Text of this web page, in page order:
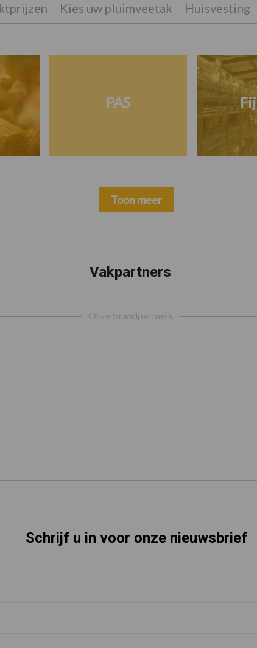
Kies uw pluimveetak Huisvesting
PAS
Toon meer
Vakpartners
Onze brandpartners
Schrijf u in voor onze nieuwsbrief